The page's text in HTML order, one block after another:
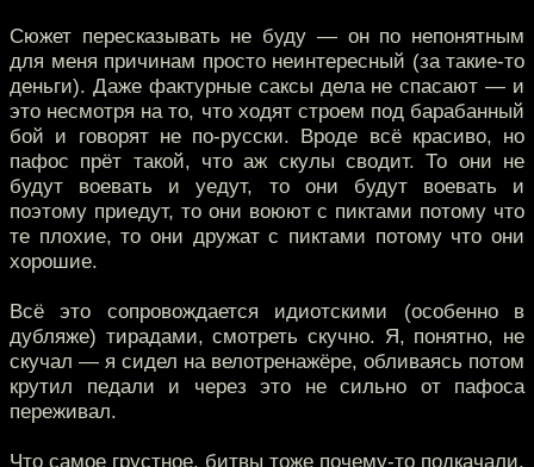
Сюжет пересказывать не буду — он по непонятным
для меня причинам просто неинтересный (за такие-то
деньги). Даже фактурные саксы дела не спасают — и
это несмотря на то, что ходят строем под барабанный
бой и говорят не по-русски. Вроде всё красиво, но
пафос прёт такой, что аж скулы сводит. То они не
будут воевать и уедут, то они будут воевать и
поэтому приедут, то они воюют с пиктами потому что
те плохие, то они дружат с пиктами потому что они
хорошие.
Всё это сопровождается идиотскими (особенно в
дубляже) тирадами, смотреть скучно. Я, понятно, не
скучал — я сидел на велотренажёре, обливаясь потом
крутил педали и через это не сильно от пафоса
переживал.
Что самое грустное, битвы тоже почему-то подкачали.